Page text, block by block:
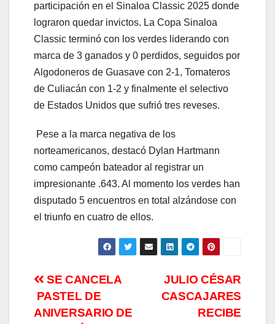
participación en el Sinaloa Classic 2025 donde
lograron quedar invictos. La Copa Sinaloa
Classic terminó con los verdes liderando con
marca de 3 ganados y 0 perdidos, seguidos por
Algodoneros de Guasave con 2-1, Tomateros
de Culiacán con 1-2 y finalmente el selectivo
de Estados Unidos que sufrió tres reveses.
Pese a la marca negativa de los
norteamericanos, destacó Dylan Hartmann
como campeón bateador al registrar un
impresionante .643. Al momento los verdes han
disputado 5 encuentros en total alzándose con
el triunfo en cuatro de ellos.
Navegación
de
JULIO CÉSAR
CASCAJARES
RECIBE
SE CANCELA
PASTEL DE
ANIVERSARIO DE